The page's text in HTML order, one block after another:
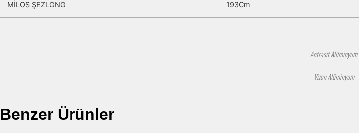
MİLOS ŞEZLONG 193Cm
Antrasit Alüminyum
Vizon Alüminyum
Benzer Ürünler